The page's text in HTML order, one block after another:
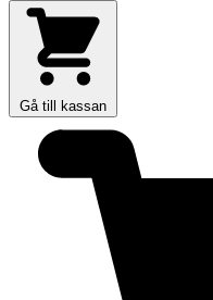
Gå till kassan